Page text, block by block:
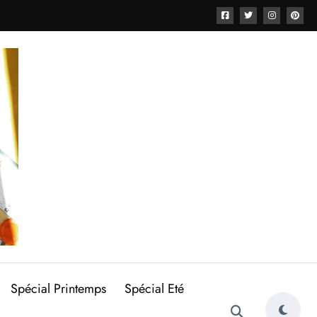
Spécial Printemps Spécial Eté